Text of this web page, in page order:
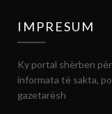
IMPRESUM
Ky portal shërben
informata të sakta,
gazetarësh